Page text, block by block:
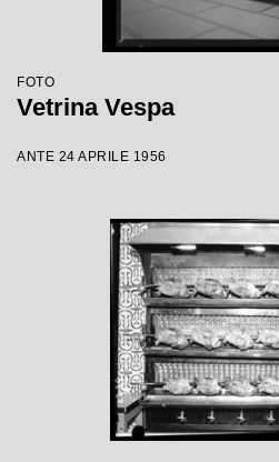
FOTO
Vetrina Vespa
ANTE 24 APRILE 1956